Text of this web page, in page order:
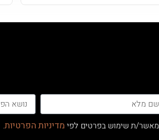
מאשר/ת שימוש בפרטים לפי מדיניות הפרטיות.